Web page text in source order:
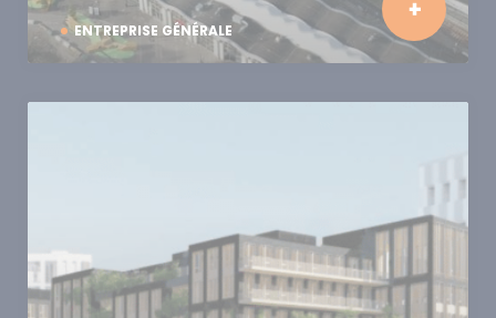
ENTREPRISE GÉNÉRALE